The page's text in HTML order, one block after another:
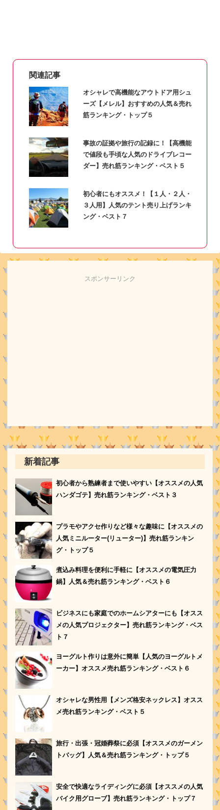
関連記事
オシャレで高機能なアウトドア用シュ
ーズ【メレル】おすすめの人気＆売れ
筋ランキング・トップ５
事故の証拠や旅行の記録に！【高機能
で値段も手頃な人気のドライブレコー
ダー】売れ筋ランキング・ベスト５
初心者にもオススメ！【１人・２人・
３人用】人気のテント売り上げランキ
ング・ベスト７
スポンサーリンク
新着記事
初心者から熟練者まで使いやすい【オススメの人気
ハンダゴテ】売れ筋ランキング・ベスト３
プラモやアクセ作りなど様々な趣味に【オススメの
人気ミニルーター(リューター)】売れ筋ランキン
グ・トップ５
煮込み料理を便利に手軽に【オススメの電気圧力
鍋】人気＆売れ筋ランキング・ベスト６
ビジネスにも家庭でのホームシアターにも【オスス
メの人気プロジェクター】売れ筋ランキング・ベス
ト７
ヨーグルト作りは意外に簡単【人気のヨーグルトメ
ーカー】オススメ売れ筋ランキング・ベスト６
オシャレな男性用【メンズ格安ネックレス】オスス
メ売れ筋ランキング・ベスト５
旅行・出張・冠婚葬祭に必須【オススメのガーメン
トバッグ】人気＆売れ筋ランキング・トップ５
安全で快適なライディングに必須【オススメの人気
バイク用グローブ】売れ筋ランキング・トップ７